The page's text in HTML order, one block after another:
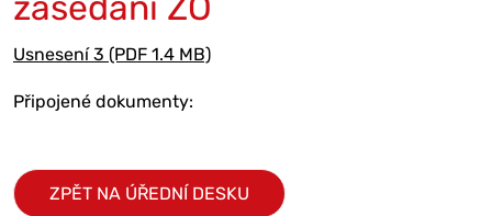
Usnesení 3 (PDF 1.4 MB)
Připojené dokumenty:
ZPĚT NA ÚŘEDNÍ DESKU